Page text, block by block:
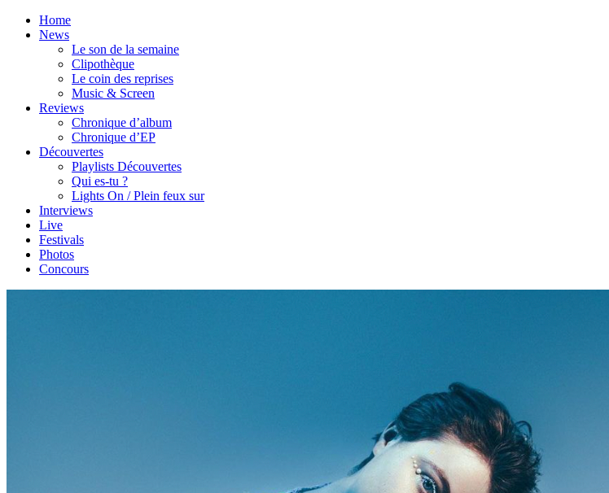
Home
News
Le son de la semaine
Clipothèque
Le coin des reprises
Music & Screen
Reviews
Chronique d’album
Chronique d’EP
Découvertes
Playlists Découvertes
Qui es-tu ?
Lights On / Plein feux sur
Interviews
Live
Festivals
Photos
Concours